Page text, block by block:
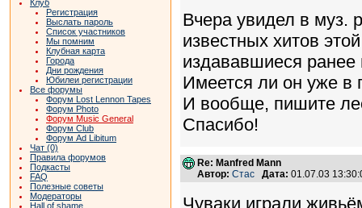
Клуб
Регистрация
Выслать пароль
Список участников
Мы помним
Клубная карта
Города
Дни рождения
Юбилеи регистрации
Все форумы
Форум Lost Lennon Tapes
Форум Photo
Форум Music General
Форум Club
Форум Ad Libitum
Чат (0)
Правила форумов
Подкасты
FAQ
Полезные советы
Модераторы
Hall of shame
Вчера увидел в муз.
известных хитов
издававшиеся
Имеется ли он уже в
И вообще, пишите
Спасибо!
Re: Manfred Mann
Автор: Стас Дата: 01.07.03
Чуваки играли